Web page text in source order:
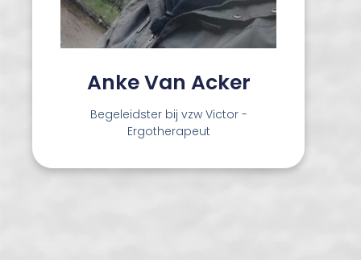
Anke Van Acker
Begeleidster bij vzw Victor -
Ergotherapeut